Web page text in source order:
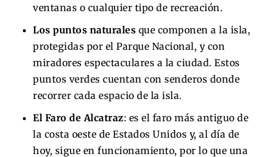
ventanas o cualquier tipo de recreación.
Los puntos naturales que componen a la isla,
protegidas por el Parque Nacional, y con
miradores espectaculares a la ciudad. Estos
puntos verdes cuentan con senderos donde
recorrer cada espacio de la isla.
El Faro de Alcatraz: es el faro más antiguo de
la costa oeste de Estados Unidos y, al día de
hoy, sigue en funcionamiento, por lo que una